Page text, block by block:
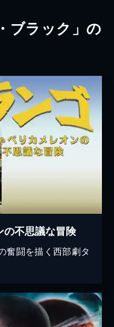
ブラック」の
の不思議な冒険
奮闘を描く西部劇タ